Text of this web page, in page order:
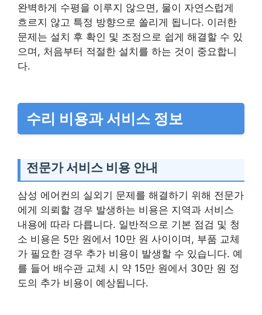
완벽하게 수평을 이루지 않으면, 물이 자연스럽게
흐르지 않고 특정 방향으로 쏠리게 됩니다. 이러한
문제는 설치 후 확인 및 조정으로 쉽게 해결할 수 있
으며, 처음부터 적절한 설치를 하는 것이 중요합니
다.
수리 비용과 서비스 정보
전문가 서비스 비용 안내
삼성 에어컨의 실외기 문제를 해결하기 위해 전문가
에게 의뢰할 경우 발생하는 비용은 지역과 서비스
내용에 따라 다릅니다. 일반적으로 기본 점검 및 청
소 비용은 5만 원에서 10만 원 사이이며, 부품 교체
가 필요한 경우 추가 비용이 발생할 수 있습니다. 예
를 들어 배수관 교체 시 약 15만 원에서 30만 원 정
도의 추가 비용이 예상됩니다.